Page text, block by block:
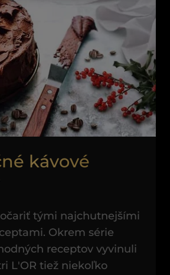
kávové
tými najchutnejšími
Okrem série
receptov vyvinuli
L'OR tiež niekoľko